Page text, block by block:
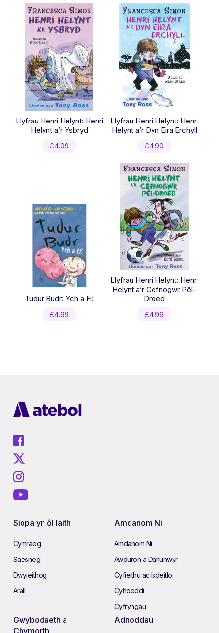
Llyfrau Henri Helynt: Henri
Helynt a’r Ysbryd
£4.99
Llyfrau Henri Helynt: Henri
Helynt a’r Dyn Eira Erchyll
£4.99
Tudur Budr: Ych a Fi!
£4.99
Llyfrau Henri Helynt: Henri
Helynt a’r Cefnogwr Pêl-
Droed
£4.99
Siopa yn ôl Iaith
Cymraeg
Saesneg
Dwyieithog
Arall
Amdanom Ni
Amdanom Ni
Awduron a Darlunwyr
Cyfieithu ac Isdeitlo
Cyhoeddi
Cyfryngau
Gwybodaeth a
Chymorth
Adnoddau